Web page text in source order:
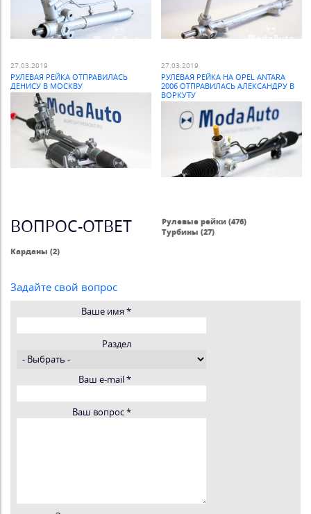
27.03.2019
РУЛЕВАЯ РЕЙКА ОТПРАВИЛАСЬ
ДЕНИСУ В МОСКВУ
27.03.2019
РУЛЕВАЯ РЕЙКА НА OPEL ANTARA
2006 ОТПРАВИЛАСЬ АЛЕКСАНДРУ В
ВОРКУТУ
ВОПРОС-ОТВЕТ
Рулевые рейки (476)
Турбины (27)
Карданы (2)
Задайте свой вопрос
Ваше имя *
Раздел
Ваш e-mail*
Ваш вопрос*